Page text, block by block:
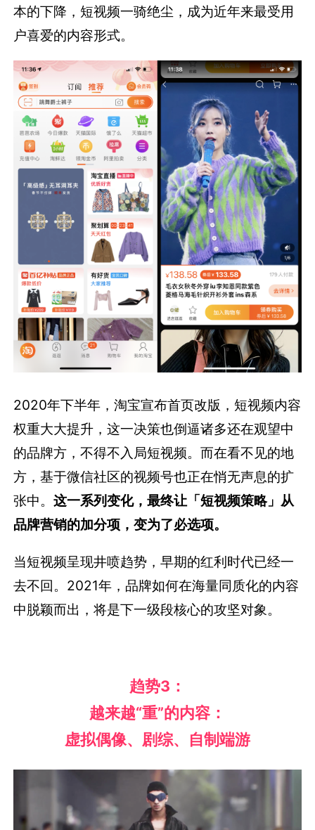
本的下降，短视频一骑绝尘，成为近年来最受用
户喜爱的内容形式。
2020年下半年，淘宝宣布首页改版，短视频内容
权重大大提升，这一决策也倒逼诸多还在观望中
的品牌方，不得不入局短视频。而在看不见的地
方，基于微信社区的视频号也正在悄无声息的扩
张中。这一系列变化，最终让「短视频策略」从
品牌营销的加分项，变为了必选项。
当短视频呈现井喷趋势，早期的红利时代已经一
去不回。2021年，品牌如何在海量同质化的内容
中脱颖而出，将是下一级段核心的攻坚对象。
趋势3：
越来越“重”的内容：
虚拟偶像、剧综、自制端游